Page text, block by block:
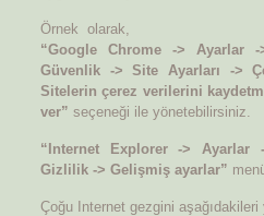
Örnek olarak,
“Google Chrome -> Ayarlar
Güvenlik -> Site Ayarları ->
Sitelerin çerez verilerini
ver” seçeneği ile yönetebilirsiniz.
“Internet Explorer -> Ayarlar
Gizlilik -> Gelişmiş ayarlar”
Çoğu Internet gezgini aşağıdakileri